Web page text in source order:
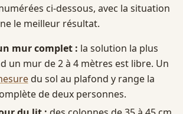
ci-dessous, avec la situation
le meilleur résultat.
mur complet : la solution la plus
un mur de 2 à 4 mètres est libre. Un
du sol au plafond y range la
de deux personnes.